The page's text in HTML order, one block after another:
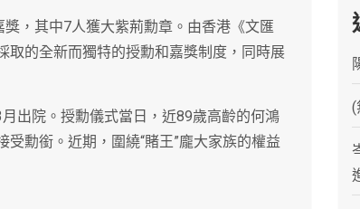
，其中7人獲大紫荊勳章。由香港《文匯
取的全新而獨特的授勳和嘉獎制度，同時展
出院。授勳儀式當日，近89歲高齡的何鴻
勳銜。近期，圍繞“賭王”龐大家族的權益
(